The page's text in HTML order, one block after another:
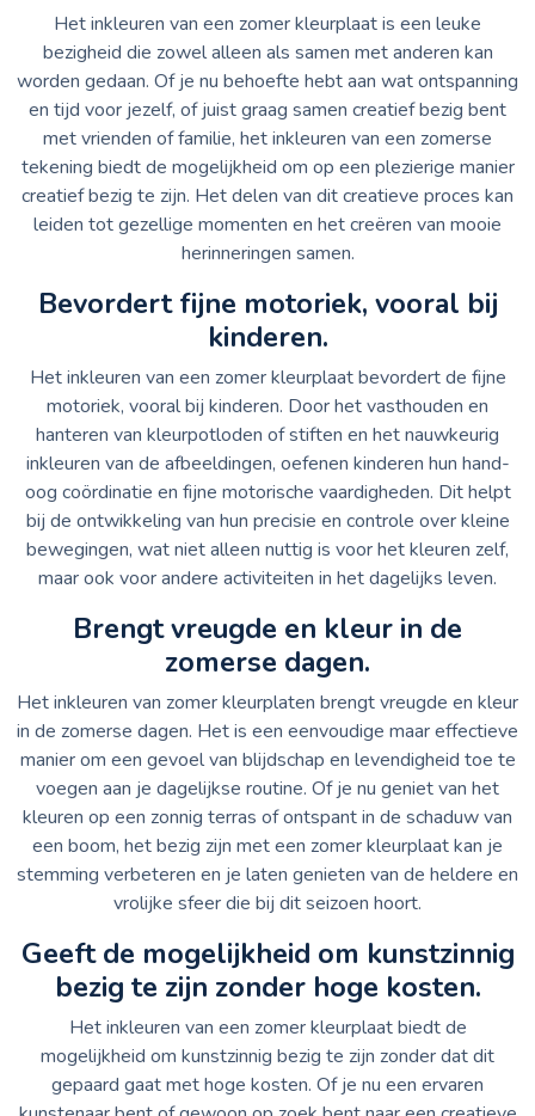
Het inkleuren van een zomer kleurplaat is een leuke
bezigheid die zowel alleen als samen met anderen kan
worden gedaan. Of je nu behoefte hebt aan wat ontspanning
en tijd voor jezelf, of juist graag samen creatief bezig bent
met vrienden of familie, het inkleuren van een zomerse
tekening biedt de mogelijkheid om op een plezierige manier
creatief bezig te zijn. Het delen van dit creatieve proces kan
leiden tot gezellige momenten en het creëren van mooie
herinneringen samen.
Bevordert fijne motoriek, vooral bij
kinderen.
Het inkleuren van een zomer kleurplaat bevordert de fijne
motoriek, vooral bij kinderen. Door het vasthouden en
hanteren van kleurpotloden of stiften en het nauwkeurig
inkleuren van de afbeeldingen, oefenen kinderen hun hand-
oog coördinatie en fijne motorische vaardigheden. Dit helpt
bij de ontwikkeling van hun precisie en controle over kleine
bewegingen, wat niet alleen nuttig is voor het kleuren zelf,
maar ook voor andere activiteiten in het dagelijks leven.
Brengt vreugde en kleur in de
zomerse dagen.
Het inkleuren van zomer kleurplaten brengt vreugde en kleur
in de zomerse dagen. Het is een eenvoudige maar effectieve
manier om een gevoel van blijdschap en levendigheid toe te
voegen aan je dagelijkse routine. Of je nu geniet van het
kleuren op een zonnig terras of ontspant in de schaduw van
een boom, het bezig zijn met een zomer kleurplaat kan je
stemming verbeteren en je laten genieten van de heldere en
vrolijke sfeer die bij dit seizoen hoort.
Geeft de mogelijkheid om kunstzinnig
bezig te zijn zonder hoge kosten.
Het inkleuren van een zomer kleurplaat biedt de
mogelijkheid om kunstzinnig bezig te zijn zonder dat dit
gepaard gaat met hoge kosten. Of je nu een ervaren